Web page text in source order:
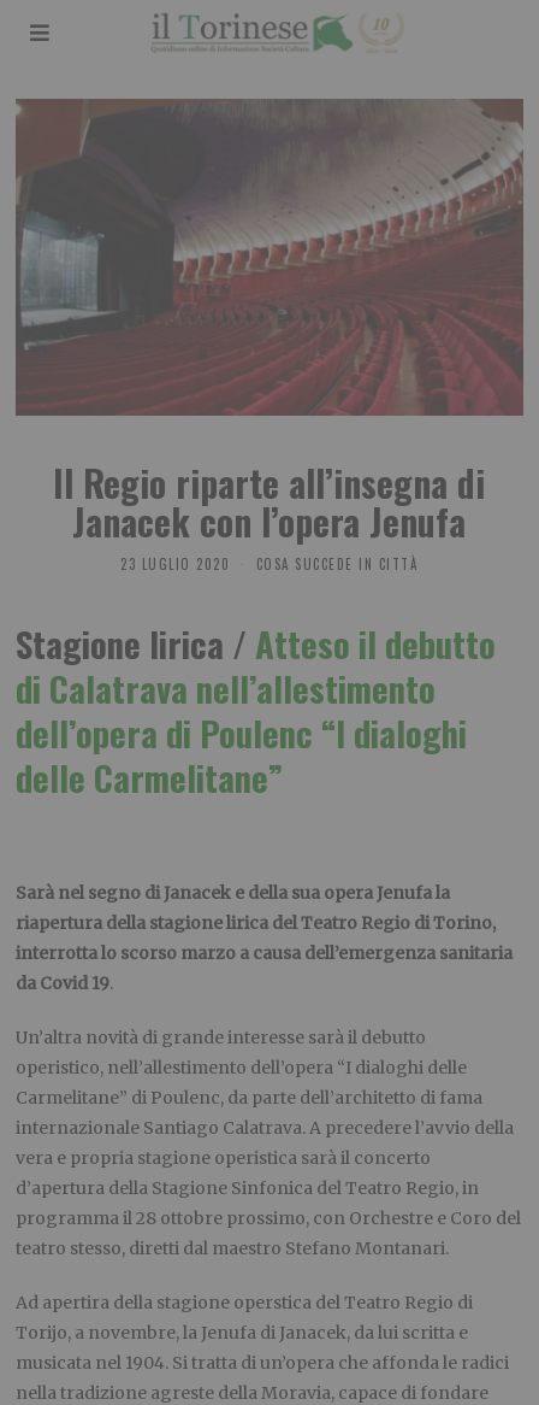
Il Regio riparte all’insegna di
Janacek con l’opera Jenufa
23 LUGLIO 2020 COSA SUCCEDE IN CITTÀ
Stagione lirica / Atteso il debutto
di Calatrava nell’allestimento
dell’opera di Poulenc “I dialoghi
delle Carmelitane”
Sarà nel segno di Janacek e della sua opera Jenufa la
riapertura della stagione lirica del Teatro Regio di Torino,
interrotta lo scorso marzo a causa dell’emergenza sanitaria
da Covid 19.
Un’altra novità di grande interesse sarà il debutto
operistico, nell’allestimento dell’opera “I dialoghi delle
Carmelitane” di Poulenc, da parte dell’architetto di fama
internazionale Santiago Calatrava. A precedere l’avvio della
vera e propria stagione operistica sarà il concerto
d’apertura della Stagione Sinfonica del Teatro Regio, in
programma il 28 ottobre prossimo, con Orchestre e Coro del
teatro stesso, diretti dal maestro Stefano Montanari.
Ad apertira della stagione operstica del Teatro Regio di
Torijo, a novembre, la Jenufa di Janacek, da lui scritta e
musicata nel 1904. Si tratta di un’opera che affonda le radici
nella tradizione agreste della Moravia, capace di fondare